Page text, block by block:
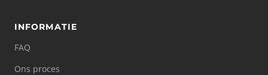
INFORMATIE
FAQ
Ons proces